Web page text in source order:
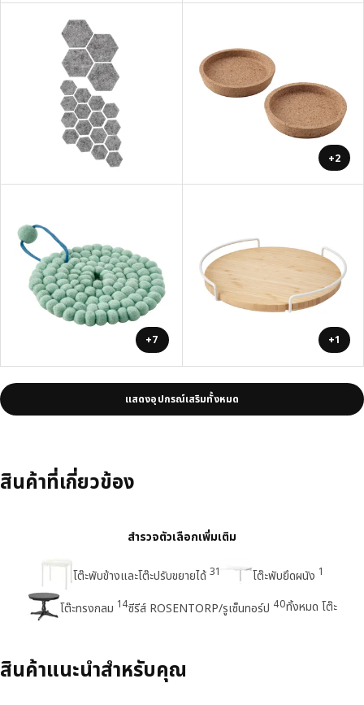
+2
+7 +1
แสดงอุปกรณ์เสริมทั้งหมด
สินค้าที่เกี่ยวข้อง
สำรวจตัวเลือกเพิ่มเติม
โต๊ะพับข้างและโต๊ะปรับขยายได้ 31 โต๊ะพับยึดผนัง 1
โต๊ะทรงกลม 14ซีรีส์ ROSENTORP/รูเซ็นทอร์ป 40ทั้งหมด โต๊ะ
สินค้าแนะนำสำหรับคุณ